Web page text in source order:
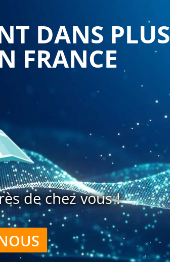
logiciel CIEL
du
la gestion
financière
entreprises,
gestion des
financière. Les
acteurs
partenaires
comptable
DANS PLUS
FRANCE
de chez vous !